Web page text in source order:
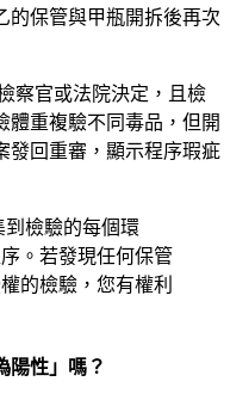
的保管與甲瓶開拆後再次
察官或法院決定，且檢
體重複驗不同毒品，但開
發回重審，顯示程序瑕疵
到檢驗的每個環
。若發現任何保管
的檢驗，您有權利
陽性」嗎？